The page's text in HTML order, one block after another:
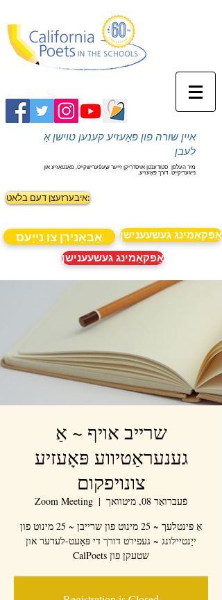
איין שורה פון פּאָעזיע קענען טוישן אַ
לעבן
מיר העלפן סטודענטן אויסדריקן זייער שעפֿערישקייט, פאַנטאַזיע און
נייַגעריקייַט דורך פּאָעזיע.
איבערזעצן דעם בלאט:
אַבאָנירן צו נייַעס
אַפּקאַמינג געשעענישן
אַפּקאַמינג געשעענישן
שרייב אויף ~ אַ
גענעראַטיווע פּאָעזיע
צונויפקום
פֿעברואַר 08, מיטוואך
  |
Zoom Meeting
אַ פּינטלעך ~ 25 מינוט פון שרייבן ~ 25 מינוט פון
ייַנטיילונג ~ געפירט דורך די פּאָעט-לערער און
שטעקן פון CalPoets